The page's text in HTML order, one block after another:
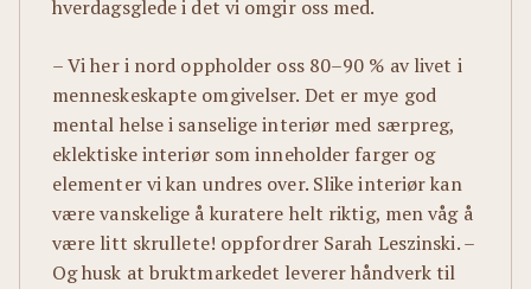
hverdagsglede i det vi omgir oss med.
– Vi her i nord oppholder oss 80–90 % av livet i
menneskeskapte omgivelser. Det er mye god
mental helse i sanselige interiør med særpreg,
eklektiske interiør som inneholder farger og
elementer vi kan undres over. Slike interiør kan
være vanskelige å kuratere helt riktig, men våg å
være litt skrullete! oppfordrer Sarah Leszinski. –
Og husk at bruktmarkedet leverer håndverk til